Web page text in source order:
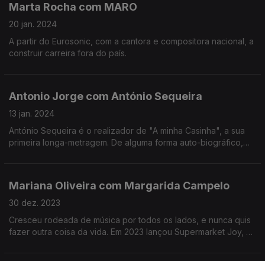
Marta Rocha com MARO
20 jan. 2024
A partir do Eurosonic, com a cantora e compositora nacional, a
construir carreira fora do país.
Antonio Jorge com António Sequeira
13 jan. 2024
António Sequeira é o realizador de "A minha Casinha", a sua
primeira longa-metragem. De alguma forma auto-biográfico,
Mariana Oliveira com Margarida Campelo
30 dez. 2023
Cresceu rodeada de música por todos os lados, e nunca quis
fazer outra coisa da vida. Em 2023 lançou Supermarket Joy, o